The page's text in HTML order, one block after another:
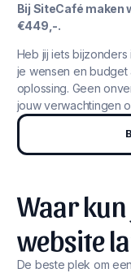
Bij SiteCafé maken
€449,-.
Heb jij iets
je wensen en
oplossing. Geen
jouw verwachtingen
Waar
website
De beste plek om